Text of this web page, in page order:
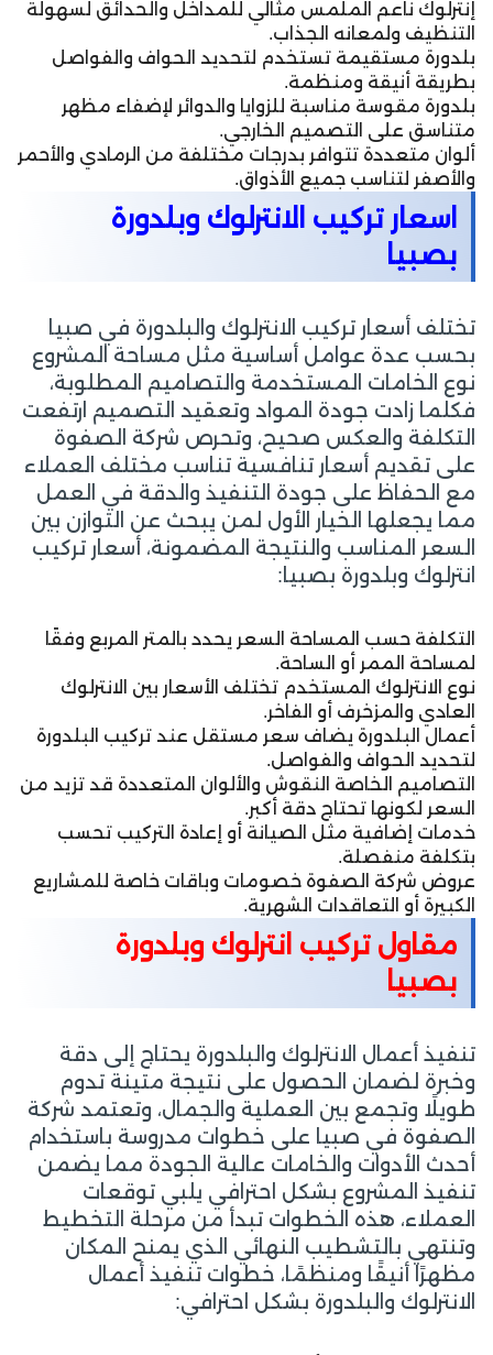
إنترلوك ناعم الملمس مثالي للمداخل والحدائق لسهولة
التنظيف ولمعانه الجذاب.
بلدورة مستقيمة تستخدم لتحديد الحواف والفواصل
بطريقة أنيقة ومنظمة.
بلدورة مقوسة مناسبة للزوايا والدوائر لإضفاء مظهر
متناسق على التصميم الخارجي.
ألوان متعددة تتوافر بدرجات مختلفة من الرمادي والأحمر
والأصفر لتناسب جميع الأذواق.
اسعار تركيب الانترلوك وبلدورة
بصبيا
تختلف أسعار تركيب الانترلوك والبلدورة في صبيا
بحسب عدة عوامل أساسية مثل مساحة المشروع
نوع الخامات المستخدمة والتصاميم المطلوبة،
فكلما زادت جودة المواد وتعقيد التصميم ارتفعت
التكلفة والعكس صحيح، وتحرص شركة الصفوة
على تقديم أسعار تنافسية تناسب مختلف العملاء
مع الحفاظ على جودة التنفيذ والدقة في العمل
مما يجعلها الخيار الأول لمن يبحث عن التوازن بين
السعر المناسب والنتيجة المضمونة، أسعار تركيب
انترلوك وبلدورة بصبيا:
التكلفة حسب المساحة السعر يحدد بالمتر المربع وفقًا
لمساحة الممر أو الساحة.
نوع الانترلوك المستخدم تختلف الأسعار بين الانترلوك
العادي والمزخرف أو الفاخر.
أعمال البلدورة يضاف سعر مستقل عند تركيب البلدورة
لتحديد الحواف والفواصل.
التصاميم الخاصة النقوش والألوان المتعددة قد تزيد من
السعر لكونها تحتاج دقة أكبر.
خدمات إضافية مثل الصيانة أو إعادة التركيب تحسب
بتكلفة منفصلة.
عروض شركة الصفوة خصومات وباقات خاصة للمشاريع
الكبيرة أو التعاقدات الشهرية.
مقاول تركيب انترلوك وبلدورة
بصبيا
تنفيذ أعمال الانترلوك والبلدورة يحتاج إلى دقة
وخبرة لضمان الحصول على نتيجة متينة تدوم
طويلًا وتجمع بين العملية والجمال، وتعتمد شركة
الصفوة في صبيا على خطوات مدروسة باستخدام
أحدث الأدوات والخامات عالية الجودة مما يضمن
تنفيذ المشروع بشكل احترافي يلبي توقعات
العملاء، هذه الخطوات تبدأ من مرحلة التخطيط
وتنتهي بالتشطيب النهائي الذي يمنح المكان
مظهرًا أنيقًا ومنظمًا، خطوات تنفيذ أعمال
الانترلوك والبلدورة بشكل احترافي: